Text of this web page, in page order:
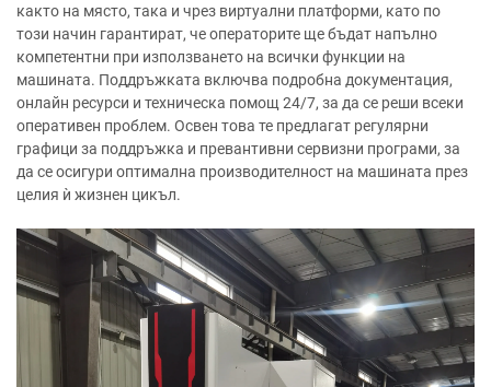
както на място, така и чрез виртуални платформи, като по
този начин гарантират, че операторите ще бъдат напълно
компетентни при използването на всички функции на
машината. Поддръжката включва подробна документация,
онлайн ресурси и техническа помощ 24/7, за да се реши всеки
оперативен проблем. Освен това те предлагат регулярни
графици за поддръжка и превантивни сервизни програми, за
да се осигури оптимална производителност на машината през
целия ѝ жизнен цикъл.